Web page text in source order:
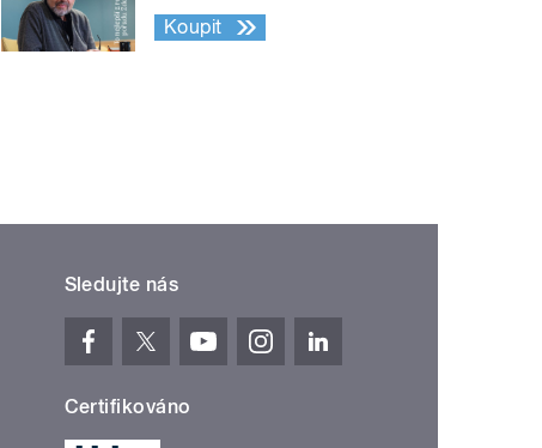
Koupit
Sledujte nás
Certifikováno